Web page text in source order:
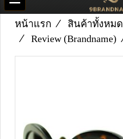
หน้าแรก
สินค้าทั้งหมด
Review (Brandname)